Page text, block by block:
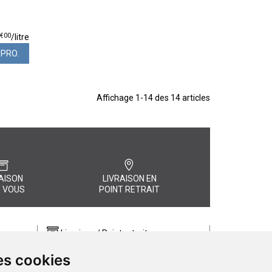
cookies
€00/litre
Affichage 1-14 des 14 articles
VOUS
LIVRAISON EN
POINT RETRAIT
quel
Livraison / Point retrait
commande rapidement chez vous ou